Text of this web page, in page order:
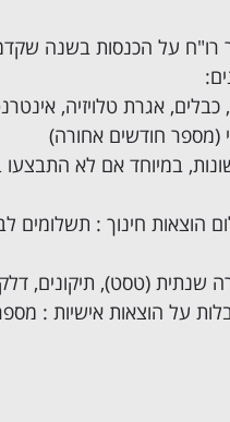
אינטרנט (2 חשבונות אחרונים לכל
(מספר חודשים אחורה)
במיוחד אם לא
הוצאות חינוך : תשלומים
שנתית (טסט), תיקונים,
על הוצאות אישיות :